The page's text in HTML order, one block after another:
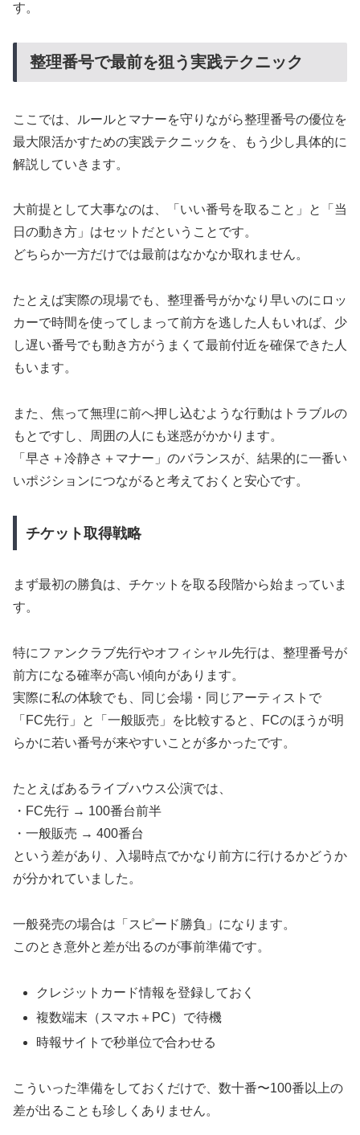
す。
整理番号で最前を狙う実践テクニック
ここでは、ルールとマナーを守りながら整理番号の優位を
最大限活かすための実践テクニックを、もう少し具体的に
解説していきます。
大前提として大事なのは、「いい番号を取ること」と「当
日の動き方」はセットだということです。
どちらか一方だけでは最前はなかなか取れません。
たとえば実際の現場でも、整理番号がかなり早いのにロッ
カーで時間を使ってしまって前方を逃した人もいれば、少
し遅い番号でも動き方がうまくて最前付近を確保できた人
もいます。
また、焦って無理に前へ押し込むような行動はトラブルの
もとですし、周囲の人にも迷惑がかかります。
「早さ＋冷静さ＋マナー」のバランスが、結果的に一番い
いポジションにつながると考えておくと安心です。
チケット取得戦略
まず最初の勝負は、チケットを取る段階から始まっていま
す。
特にファンクラブ先行やオフィシャル先行は、整理番号が
前方になる確率が高い傾向があります。
実際に私の体験でも、同じ会場・同じアーティストで
「FC先行」と「一般販売」を比較すると、FCのほうが明
らかに若い番号が来やすいことが多かったです。
たとえばあるライブハウス公演では、
・FC先行 → 100番台前半
・一般販売 → 400番台
という差があり、入場時点でかなり前方に行けるかどうか
が分かれていました。
一般発売の場合は「スピード勝負」になります。
このとき意外と差が出るのが事前準備です。
クレジットカード情報を登録しておく
複数端末（スマホ＋PC）で待機
時報サイトで秒単位で合わせる
こういった準備をしておくだけで、数十番〜100番以上の
差が出ることも珍しくありません。